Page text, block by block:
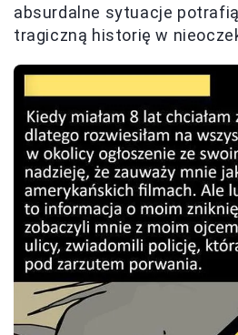
absurdalne sytuacje
tragiczną historię w